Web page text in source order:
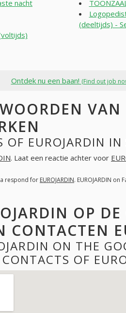
nacht
(deeltijds) -
Ontdek nu een baan! (Find out job
OF EUROJARDIN
. Laat een reactie achter voor
a respond for EUROJARDIN. EUROJARDIN
OP
CONTACTEN
ON THE
OF